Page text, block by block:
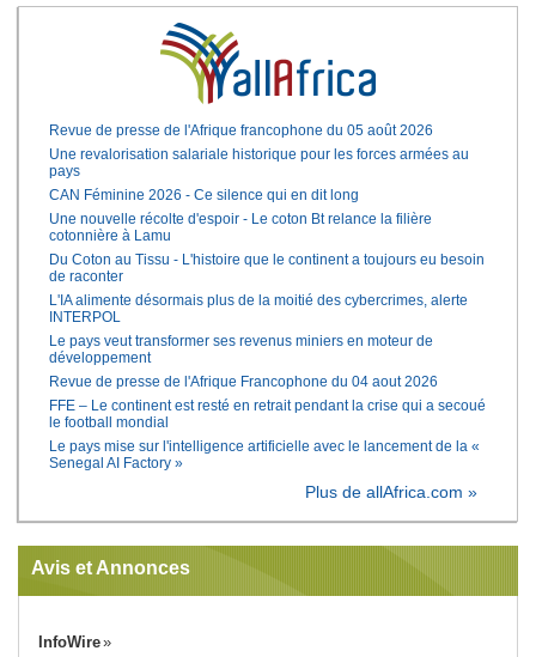
Revue de presse de l'Afrique francophone du 05 août 2026
Une revalorisation salariale historique pour les forces armées au
pays
CAN Féminine 2026 - Ce silence qui en dit long
Une nouvelle récolte d'espoir - Le coton Bt relance la filière
cotonnière à Lamu
Du Coton au Tissu - L'histoire que le continent a toujours eu besoin
de raconter
L'IA alimente désormais plus de la moitié des cybercrimes, alerte
INTERPOL
Le pays veut transformer ses revenus miniers en moteur de
développement
Revue de presse de l'Afrique Francophone du 04 aout 2026
FFE – Le continent est resté en retrait pendant la crise qui a secoué
le football mondial
Le pays mise sur l'intelligence artificielle avec le lancement de la «
Senegal AI Factory »
Plus de allAfrica.com »
Avis et Annonces
InfoWire